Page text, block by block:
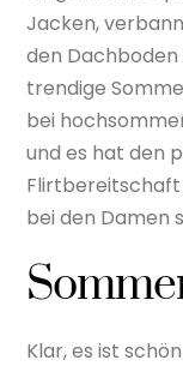
Jacken,
den
trendige
bei
und es hat den
Flirtbereitschaft
bei den Damen
Klar, es ist